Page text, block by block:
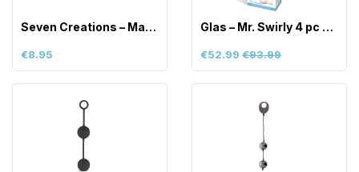
Seven Creations – Marbilized Duo Balls
€8.95
Glas – Mr. Swirly 4 pc Set with Glass K
€52.99 €93.99